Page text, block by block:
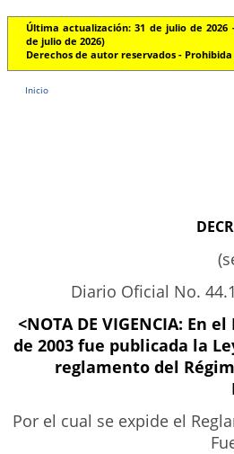
Última actualización: 31 de julio de 2026
de julio de 2026)
Derechos de autor reservados -
Inicio
Diario Oficial No.
<NOTA DE VIGENCIA: En
de 2003 fue publicada la
reglamento del
Por el cual se expide el